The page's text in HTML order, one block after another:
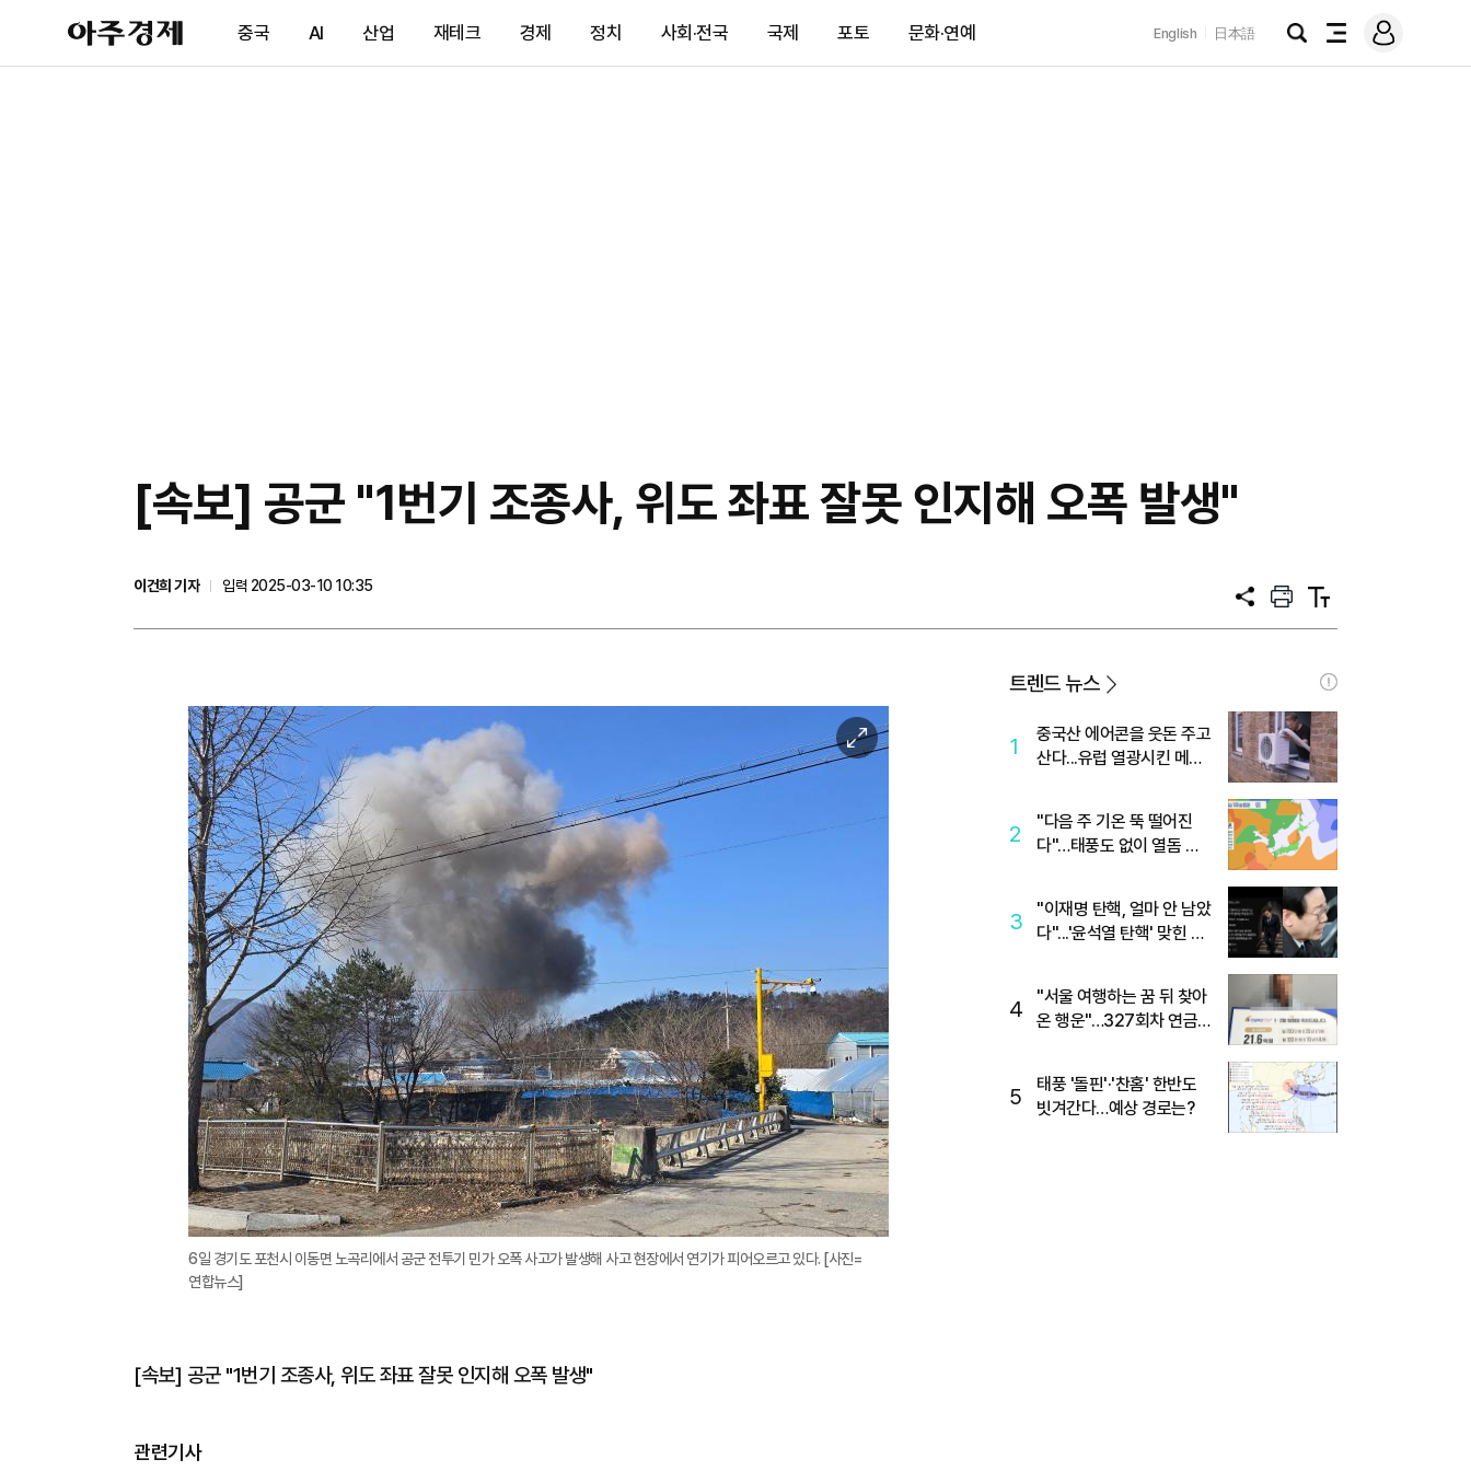
아
주
제
중국 AI 산업 재테크 경제 정치 사회·전국 국제 포토 문화·연예 English 日本語
검
전
메
그
[속보] 공군 "1번기 조종사, 위도 좌표 잘못 인지해 오폭 발생"
이건희 기자
입력 2025-03-10 10:35
공
프
트
텍
트
이
미
6일 경기도 포천시 이동면 노곡리에서 공군 전투기 민가 오폭 사고가 발생해 사고 현장에서 연기가 피어오르고 있다. [사진=
연합뉴스]
[속보] 공군 "1번기 조종사, 위도 좌표 잘못 인지해 오폭 발생"
관련기사
트렌드 뉴스
1
중국산 에어콘을 웃돈 주고
산다...유럽 열광시킨 메이
2
"다음 주 기온 뚝 떨어진
다"…태풍도 없이 열돔 박
3
"이재명 탄핵, 얼마 안 남았
다"...'윤석열 탄핵' 맞힌 무
4
"서울 여행하는 꿈 뒤 찾아
온 행운"…327회차 연금
5
태풍 '돌핀'·'찬홈' 한반도
빗겨간다…예상 경로는?